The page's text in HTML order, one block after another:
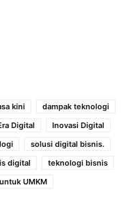
kini
dampak teknologi
Digital
Inovasi Digital
solusi digital bisnis.
digital
teknologi bisnis
UMKM